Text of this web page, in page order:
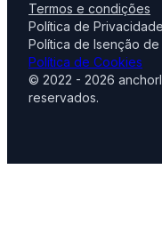
Termos e condições
Política de Privacidade
Política de Isenção
Política de Cookies
© 2022 - 2026
reservados.